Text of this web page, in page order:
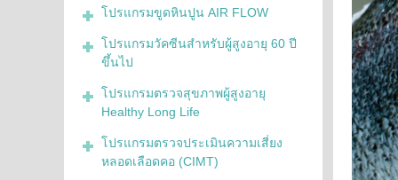
โปรแกรมขูดหินปูน AIR FLOW
โปรแกรมวัคซีนสำหรับผู้สูงอายุ 60 ปี
ขึ้นไป
โปรแกรมตรวจสุขภาพผู้สูงอายุ
Healthy Long Life
โปรแกรมตรวจประเมินความเสี่ยง
หลอดเลือดคอ (CIMT)